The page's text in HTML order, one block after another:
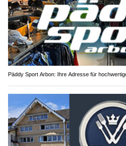
Päddy Sport Arbon: Ihre Adresse für